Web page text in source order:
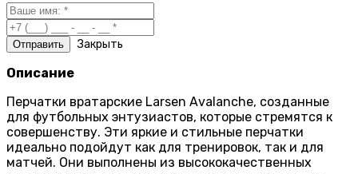
Закрыть
Описание
Перчатки вратарские Larsen Avalanche, созданные
для футбольных энтузиастов, которые стремятся к
совершенству. Эти яркие и стильные перчатки
идеально подойдут как для тренировок, так и для
матчей. Они выполнены из высококачественных